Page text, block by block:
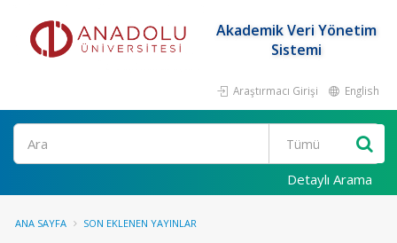
Akademik Veri Yönetim
Sistemi
Araştırmacı Girişi English
Ara
Detaylı Arama
ANA SAYFA SON EKLENEN YAYINLAR